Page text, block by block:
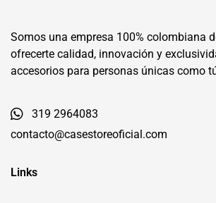
Somos una empresa 100% colombiana
ofrecerte calidad, innovación y
accesorios para personas únicas como
319 2964083
contacto@casestoreoficial.com
Links